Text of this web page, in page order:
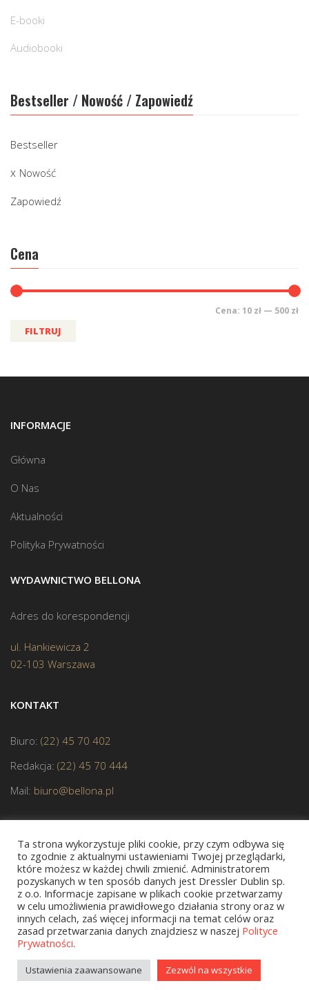
E-booki
Audiobooki
Bestseller / Nowość / Zapowiedź
Bestseller
Nowość
Zapowiedź
Cena
FILTRUJ
Cena: 10 zł — 500 zł
INFORMACJE
Główna
O Nas
Aktualności
Polityka Prywatności
WYDAWNICTWO BELLONA
Adres do korespondencji
ul. Hankiewicza 2
02-103 Warszawa
KONTAKT
Biuro: (22) 45 70 402
Redakcja: (22) 45 70 444
Mail: biuro@bellona.pl
JESTEŚMY CZŁONKIEM POLSKIEJ IZBY KSIĄŻKI
Copyright © 2020 bellona.pl
Ta strona wykorzystuje pliki cookie, przy czym odbywa się
to zgodnie z aktualnymi ustawieniami Twojej przeglądarki,
które możesz w każdej chwili zmienić. Administratorem
pozyskanych w ten sposób danych jest Dressler Dublin sp.
z o.o. Informacje zapisane w plikach cookie przetwarzamy
w celu umożliwienia prawidłowego działania strony oraz w
innych celach, zaś więcej informacji na temat celów oraz
zasad przetwarzania danych znajdziesz w naszej Polityce
Prywatności.
Ustawienia zaawansowane Zezwól na wszystkie